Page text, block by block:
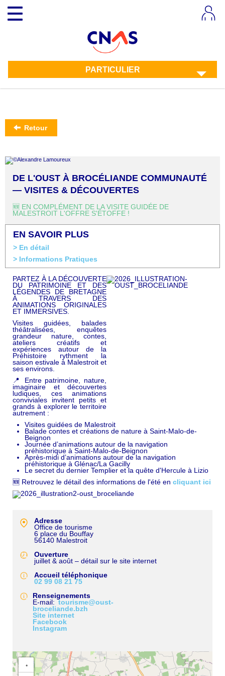
contenu
principal
Toggle
navigation
PARTICULIER
Retour
DE L'OUST À BROCÉLIANDE COMMUNAUTÉ
— VISITES & DÉCOUVERTES
🆕 EN COMPLÉMENT DE LA VISITE GUIDÉE DE
MALESTROIT L'OFFRE S'ÉTOFFE !
EN SAVOIR PLUS
> En détail
> Informations Pratiques
PARTEZ À LA DÉCOUVERTE
DU PATRIMOINE ET DES
LÉGENDES DE BRETAGNE
À TRAVERS DES
ANIMATIONS ORIGINALES
ET IMMERSIVES.
Visites guidées, balades
théâtralisées, enquêtes
grandeur nature, contes,
ateliers créatifs et
expériences autour de la
Préhistoire rythment la
saison estivale à Malestroit et
ses environs.
📍 Entre patrimoine, nature,
imaginaire et découvertes
ludiques, ces animations
conviviales invitent petits et
grands à explorer le territoire
autrement :
Visites guidées de Malestroit
Balade contes et créations de nature à Saint-Malo-de-
Beignon
Journée d’animations autour de la navigation
préhistorique à Saint-Malo-de-Beignon
Après-midi d’animations autour de la navigation
préhistorique à Glénac/La Gacilly
Le secret du dernier Templier et la quête d'Hercule à Lizio
🆕 Retrouvez le détail des informations de l'été en cliquant ici
Adresse
Office de tourisme
6 place du Bouffay
56140 Malestroit
Ouverture
juillet & août – détail sur le site internet
Accueil téléphonique
02 99 08 21 75
Renseignements
E-mail
tourisme@oust-
broceliande.bzh
Site internet
Facebook
Instagram
+